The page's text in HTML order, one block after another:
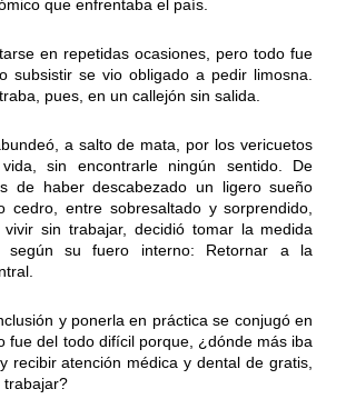
que enfrentaba el país.
en repetidas ocasiones, pero todo fue
subsistir se vio obligado a pedir limosna.
pues, en un callejón sin salida.
a salto de mata, por los vericuetos
sin encontrarle ningún sentido. De
de haber descabezado un ligero sueño
cedro, entre sobresaltado y sorprendido,
vivir sin trabajar, decidió tomar la medida
según su fuero interno: Retornar a la
y ponerla en práctica se conjugó en
fue del todo difícil porque, ¿dónde más iba
recibir atención médica y dental de gratis,
trabajar?